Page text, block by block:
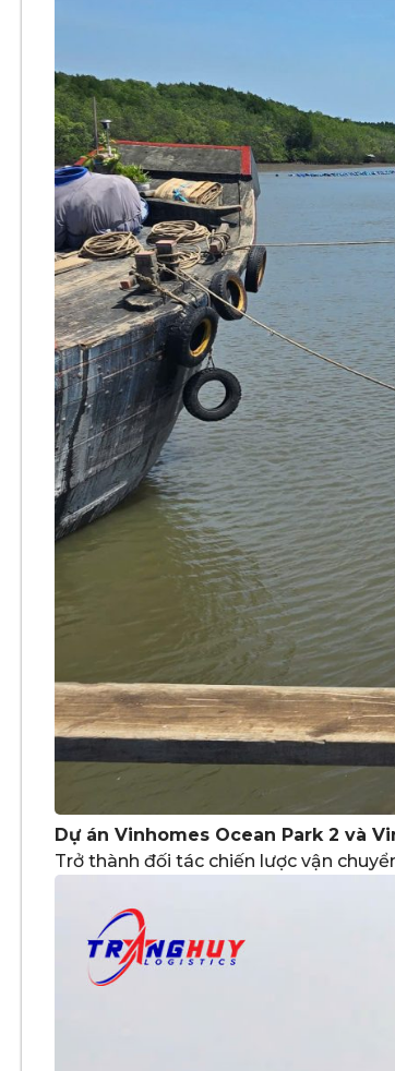
Dự án Vinhomes Ocean Park 2 và
Trở thành đối tác chiến lược vận